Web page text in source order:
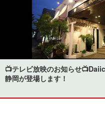
📺テレビ放映のお知らせ
静岡が登場します！